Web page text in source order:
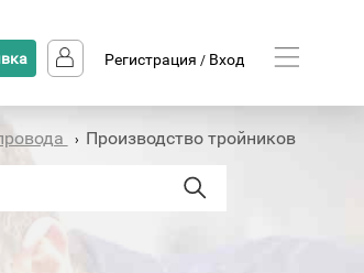
Регистрация / Вход
› Производство тройников